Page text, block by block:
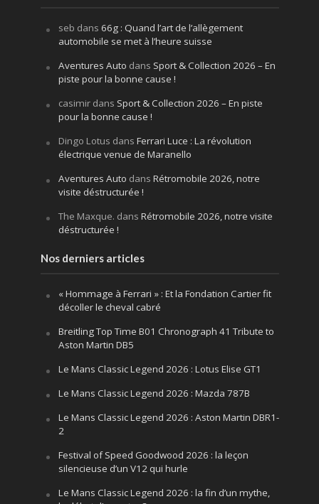
seb dans 66g : Quand l’art de l’allègement
automobile se met à l’heure suisse
Aventures Auto dans Sport & Collection 2026 – En
piste pour la bonne cause !
casimirdans Sport & Collection 2026 – En piste
pour la bonne cause !
Dingo Lotus dans Ferrari Luce : La révolution
électrique venue de Maranello
Aventures Auto dans Rétromobile 2026, notre
visite déstructurée !
The Maxque. dans Rétromobile 2026, notre visite
déstructurée !
Nos derniers articles
« Hommage à Ferrari » : Et la Fondation Cartier fit
décoller le cheval cabré
Breitling Top Time B01 Chronograph 41 Tribute to
Aston Martin DB5
Le Mans Classic Legend 2026 : Lotus Elise GT1
Le Mans Classic Legend 2026 : Mazda 787B
Le Mans Classic Legend 2026 : Aston Martin DBR1-
2
Festival of Speed Goodwood 2026 : la leçon
silencieuse d’un V12 qui hurle
Le Mans Classic Legend 2026 : la fin d’un mythe,